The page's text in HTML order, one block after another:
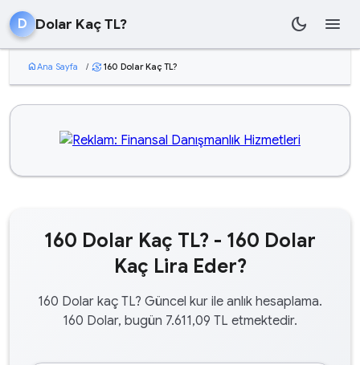
D Dolar Kaç TL? dark_mode menu
homeAna Sayfa / currency_exchange 160 Dolar Kaç TL?
160 Dolar Kaç TL? - 160 Dolar
Kaç Lira Eder?
160 Dolar kaç TL? Güncel kur ile anlık hesaplama.
160 Dolar, bugün 7.611,09 TL etmektedir.